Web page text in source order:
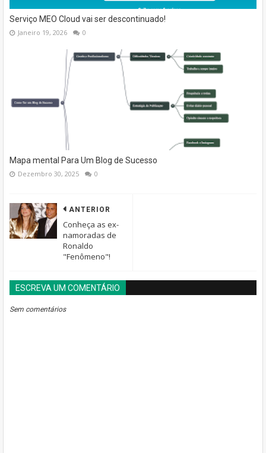
Serviço MEO Cloud vai ser descontinuado!
Janeiro 19, 2026 0
Mapa mental Para Um Blog de Sucesso
Dezembro 30, 2025 0
ANTERIOR
Conheça as ex-
namoradas de
Ronaldo
"Fenômeno"!
ESCREVA UM COMENTÁRIO
Sem comentários